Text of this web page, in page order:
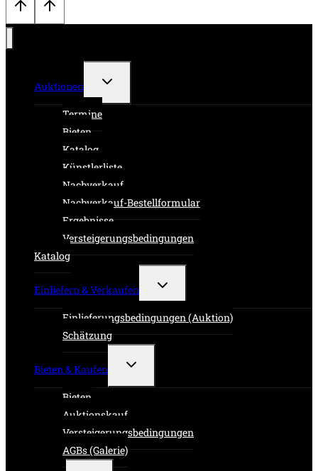
Auktionen
Untermenü
Termine
Bieten
Katalog
Künstlerliste
Nachverkauf
Nachverkauf-Bestellformular
Ergebnisse
Versteigerungsbedingungen
Katalog
Einliefern & Verkaufen
Untermenü
Einlieferungsbedingungen (Auktion)
Schätzung
Bieten & Kaufen
Untermenü
Bieten
Auktionskauf
Versteigerungsbedingungen
AGBs (Galerie)